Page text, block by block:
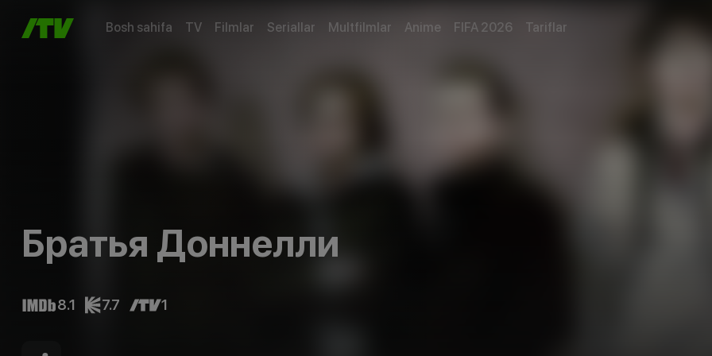
Bosh sahifa TV Filmlar Seriallar Multfilmlar Anime FIFA 2026 Tariflar
Братья Доннелли
8.1 7.7 1